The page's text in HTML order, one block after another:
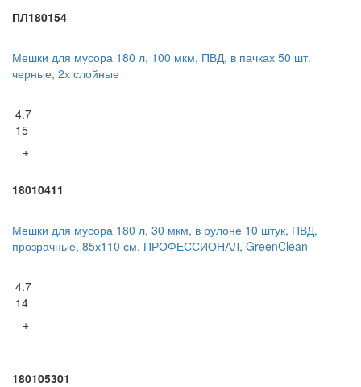
ПЛ180154
Мешки для мусора 180 л, 100 мкм, ПВД, в пачках 50 шт.
черные, 2х слойные
4.7
15
+
18010411
Мешки для мусора 180 л, 30 мкм, в рулоне 10 штук, ПВД,
прозрачные, 85х110 см, ПРОФЕССИОНАЛ, GreenClean
4.7
14
+
180105301